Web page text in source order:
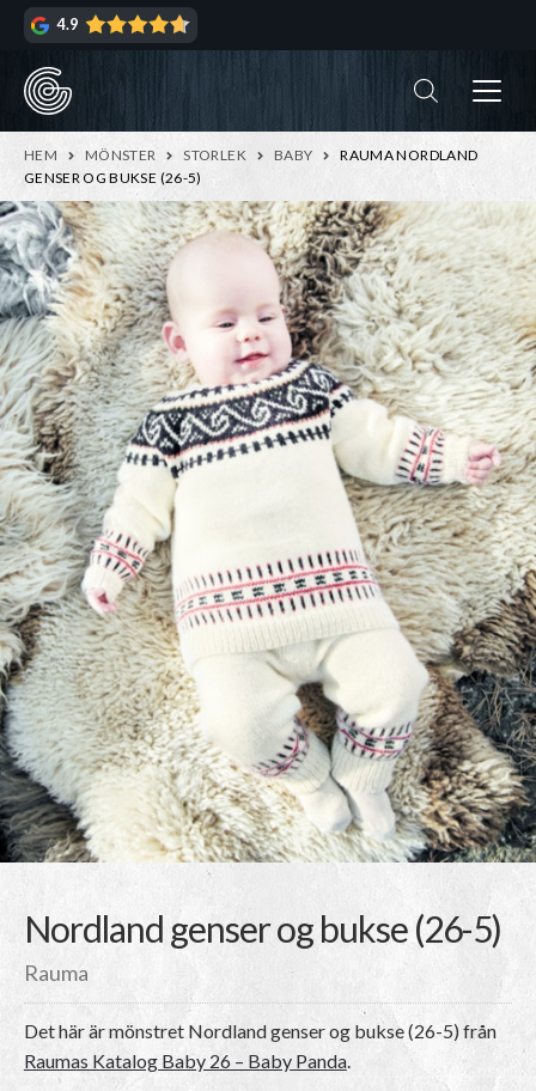
Hoppa
navigering
Hoppa
innehåll
4.9
HEM MÖNSTER STORLEK BABY
RAUMA NORDLAND
GENSER OG BUKSE (26-5)
Nordland genser og bukse (26-5)
Rauma
Det här är mönstret Nordland genser og bukse (26-5) från
Raumas Katalog Baby 26 – Baby Panda.